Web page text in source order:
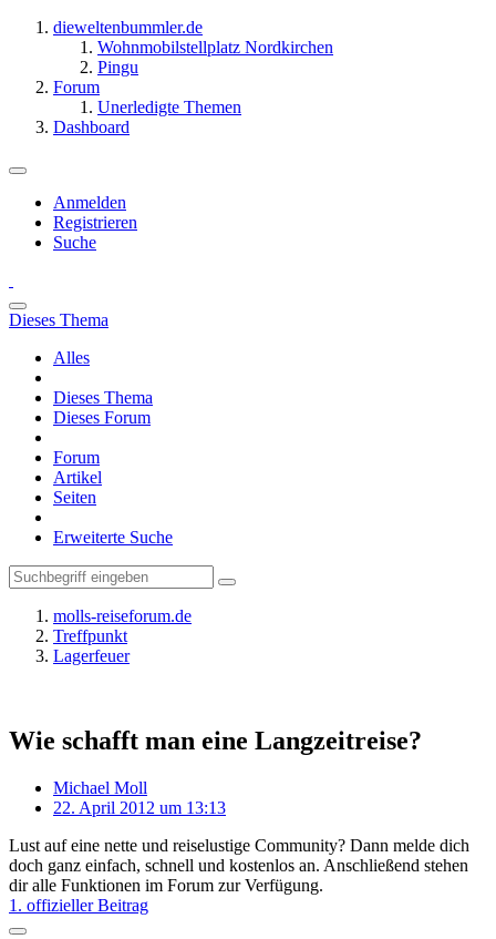
dieweltenbummler.de
Wohnmobilstellplatz Nordkirchen
Pingu
Forum
Unerledigte Themen
Dashboard
Anmelden
Registrieren
Suche
Dieses Thema
Alles
Dieses Thema
Dieses Forum
Forum
Artikel
Seiten
Erweiterte Suche
molls-reiseforum.de
Treffpunkt
Lagerfeuer
Wie schafft man eine Langzeitreise?
Michael Moll
22. April 2012 um 13:13
Lust auf eine nette und reiselustige Community? Dann melde dich
doch ganz einfach, schnell und kostenlos an. Anschließend stehen
dir alle Funktionen im Forum zur Verfügung.
1. offizieller Beitrag